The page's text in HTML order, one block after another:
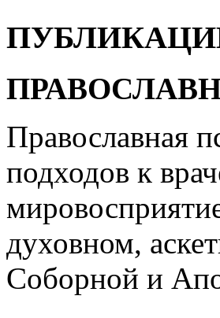
Православная
подходов к
духовном,
Соборной и